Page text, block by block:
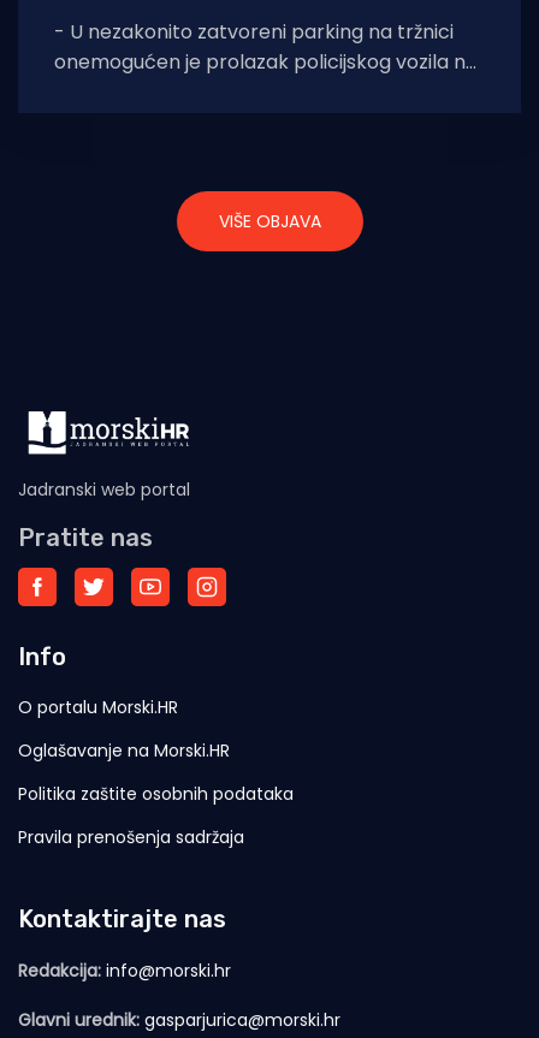
- U nezakonito zatvoreni parking na tržnici
onemogućen je prolazak policijskog vozila na
parking - pišu
VIŠE OBJAVA
Jadranski web portal
Pratite nas
Info
O portalu Morski.HR
Oglašavanje na Morski.HR
Politika zaštite osobnih podataka
Pravila prenošenja sadržaja
Kontaktirajte nas
Redakcija: info@morski.hr
Glavni urednik: gasparjurica@morski.hr